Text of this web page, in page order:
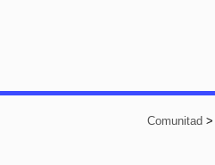
Comunitad >